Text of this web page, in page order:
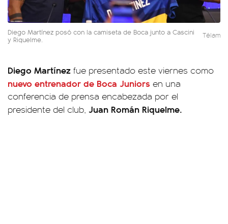
Diego Martínez posó con la camiseta de Boca junto a Cascini
y Riquelme. Télam
Diego Martínez fue presentado este viernes como
nuevo entrenador de Boca Juniors en una
conferencia de prensa encabezada por el
presidente del club, Juan Román Riquelme.